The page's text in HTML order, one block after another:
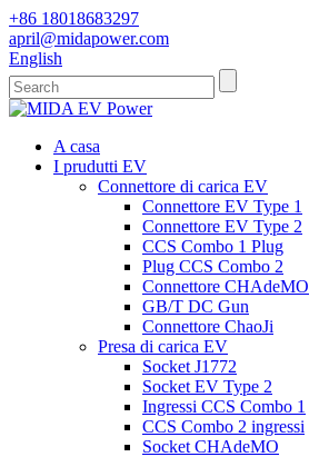
+86 18018683297
april@midapower.com
English
A casa
I prudutti EV
Connettore di carica EV
Connettore EV Type 1
Connettore EV Type 2
CCS Combo 1 Plug
Plug CCS Combo 2
Connettore CHAdeMO
GB/T DC Gun
Connettore ChaoJi
Presa di carica EV
Socket J1772
Socket EV Type 2
Ingressi CCS Combo 1
CCS Combo 2 ingressi
Socket CHAdeMO